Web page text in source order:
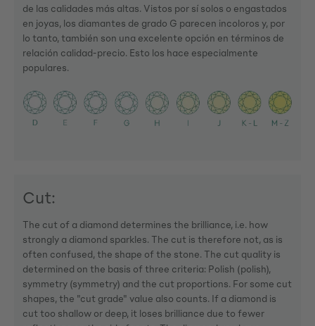
de las calidades más altas. Vistos por sí solos o engastados
en joyas, los diamantes de grado G parecen incoloros y, por
lo tanto, también son una excelente opción en términos de
relación calidad-precio. Esto los hace especialmente
populares.
Cut:
The cut of a diamond determines the brilliance, i.e. how
strongly a diamond sparkles. The cut is therefore not, as is
often confused, the shape of the stone. The cut quality is
determined on the basis of three criteria: Polish (polish),
symmetry (symmetry) and the cut proportions. For some cut
shapes, the "cut grade" value also counts. If a diamond is
cut too shallow or deep, it loses brilliance due to fewer